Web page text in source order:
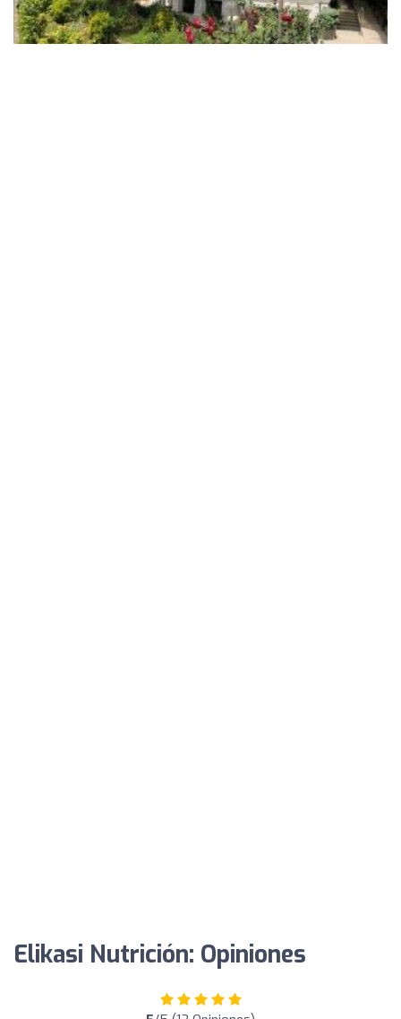
Elikasi Nutrición: Opiniones